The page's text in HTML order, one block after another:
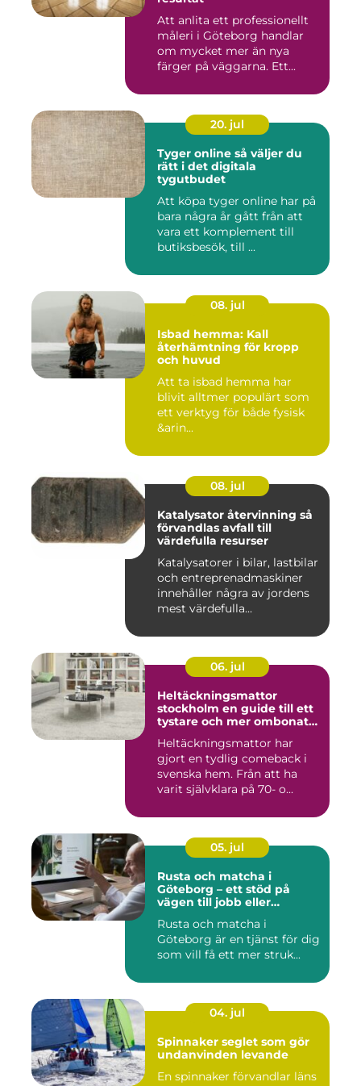
Att anlita ett professionellt
måleri i Göteborg handlar
om mycket mer än nya
färger på väggarna. Ett...
20. jul
Tyger online så väljer du
rätt i det digitala
tygutbudet
Att köpa tyger online har på
bara några år gått från att
vara ett komplement till
butiksbesök, till ...
08. jul
Isbad hemma: Kall
återhämtning för kropp
och huvud
Att ta isbad hemma har
blivit alltmer populärt som
ett verktyg för både fysisk
&arin...
08. jul
Katalysator återvinning så
förvandlas avfall till
värdefulla resurser
Katalysatorer i bilar, lastbilar
och entreprenadmaskiner
innehåller några av jordens
mest värdefulla...
06. jul
Heltäckningsmattor
stockholm en guide till ett
tystare och mer ombonat
Heltäckningsmattor har
gjort en tydlig comeback i
svenska hem. Från att ha
varit självklara på 70- o...
05. jul
Rusta och matcha i
Göteborg – ett stöd på
vägen till jobb eller
Rusta och matcha i
Göteborg är en tjänst för dig
som vill få ett mer struk...
04. jul
Spinnaker seglet som gör
undanvinden levande
En spinnaker förvandlar läns